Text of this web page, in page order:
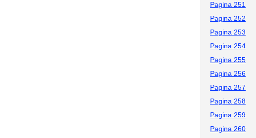
Pagina 251
Pagina 252
Pagina 253
Pagina 254
Pagina 255
Pagina 256
Pagina 257
Pagina 258
Pagina 259
Pagina 260